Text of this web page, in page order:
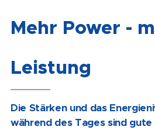
Mehr Power -
Leistung
Die Stärken und das
während des Tages sind